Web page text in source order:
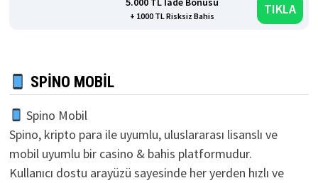
+ 1000 TL Risksiz Bahis TIKLA
SPINO MOBIL
Spino Mobil
Spino, kripto para ile uyumlu, uluslararası lisanslı ve
mobil uyumlu bir casino & bahis platformudur.
Kullanıcı dostu arayüzü sayesinde her yerden hızlı ve